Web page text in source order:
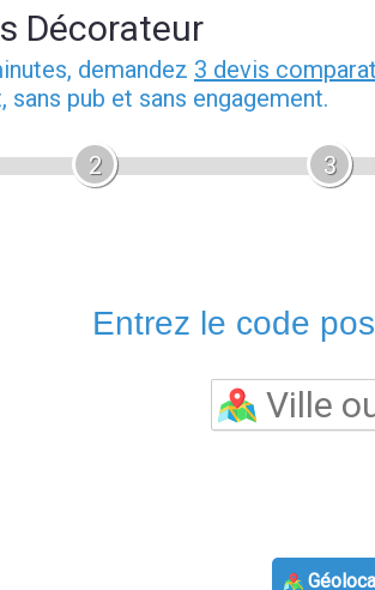
Décorateur
demandez 3 devis
sans pub et sans engagement.
2 3
Entrez le code